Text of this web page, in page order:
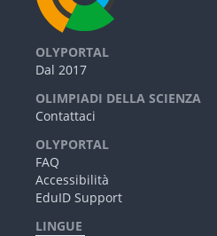
OLYPORTAL
Dal 2017
OLIMPIADI DELLA SCIENZA
Contattaci
OLYPORTAL
FAQ
Accessibilità
EduID Support
LINGUE